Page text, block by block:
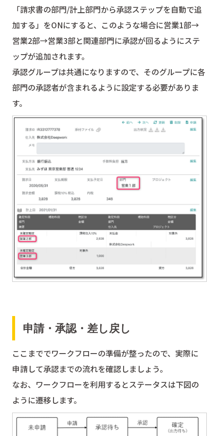
「請求書の部門/計上部門から承認ステップを自動で追
加する」をONにすると、このような場合に営業1部→
営業2部→営業3部と関連部門に承認が回るようにステ
ップが追加されます。
承認グループは共通になりますので、そのグループに各
部門の承認者が含まれるように設定する必要がありま
す。
申請・承認・差し戻し
ここまででワークフローの準備が整ったので、実際に
申請して承認までの流れを確認しましょう。
なお、ワークフローを利用するとステータスは下図の
ように遷移します。